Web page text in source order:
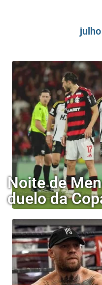
Noite de
duelo da